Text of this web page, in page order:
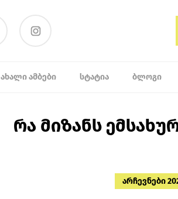
ᲐᲮᲐᲚᲘ ᲐᲛᲑᲔᲑᲘ ᲡᲢᲐᲢᲘᲐ ᲑᲚᲝᲒᲘ
რა მიზანს
არჩევნები